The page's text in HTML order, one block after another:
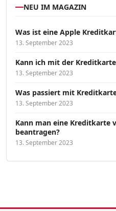
NEU IM MAGAZIN
Was ist eine Apple
13. September 2023
Kann ich mit der
13. September 2023
Was passiert mit
13. September 2023
Kann man eine Kreditkarte
beantragen?
13. September 2023